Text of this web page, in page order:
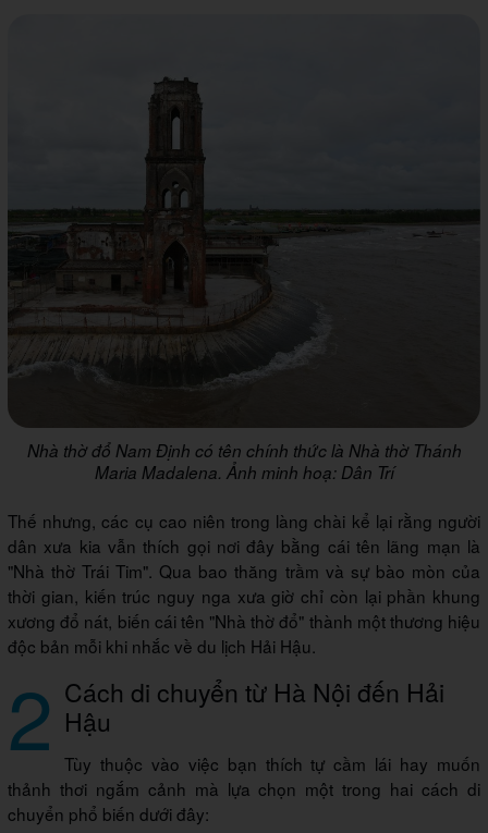
Nhà thờ đổ Nam Định có tên chính thức là Nhà thờ Thánh
Maria Madalena. Ảnh minh hoạ: Dân Trí
Thế nhưng, các cụ cao niên trong làng chài kể lại rằng người
dân xưa kia vẫn thích gọi nơi đây bằng cái tên lãng mạn là
"Nhà thờ Trái Tim". Qua bao thăng trầm và sự bào mòn của
thời gian, kiến trúc nguy nga xưa giờ chỉ còn lại phần khung
xương đổ nát, biến cái tên "Nhà thờ đổ" thành một thương hiệu
độc bản mỗi khi nhắc về du lịch Hải Hậu.
2 Cách di chuyển từ Hà Nội đến Hải
Hậu
Tùy thuộc vào việc bạn thích tự cầm lái hay muốn
thảnh thơi ngắm cảnh mà lựa chọn một trong hai cách di
chuyển phổ biến dưới đây: